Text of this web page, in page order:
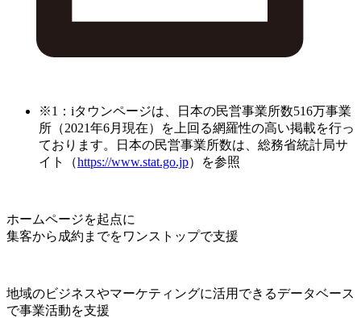
※1：iタウンページは、日本の民営事業所数516万事業
所（2021年6月現在）を上回る網羅性の高い掲載を行っ
ております。日本の民営事業所数は、総務省統計局サ
イト（https://www.stat.go.jp）を参照
ホームページを起点に
集客から成約までをワンストップで支援
地域のビジネスやマーケティングに活用できるデータベース
で事業活動を支援